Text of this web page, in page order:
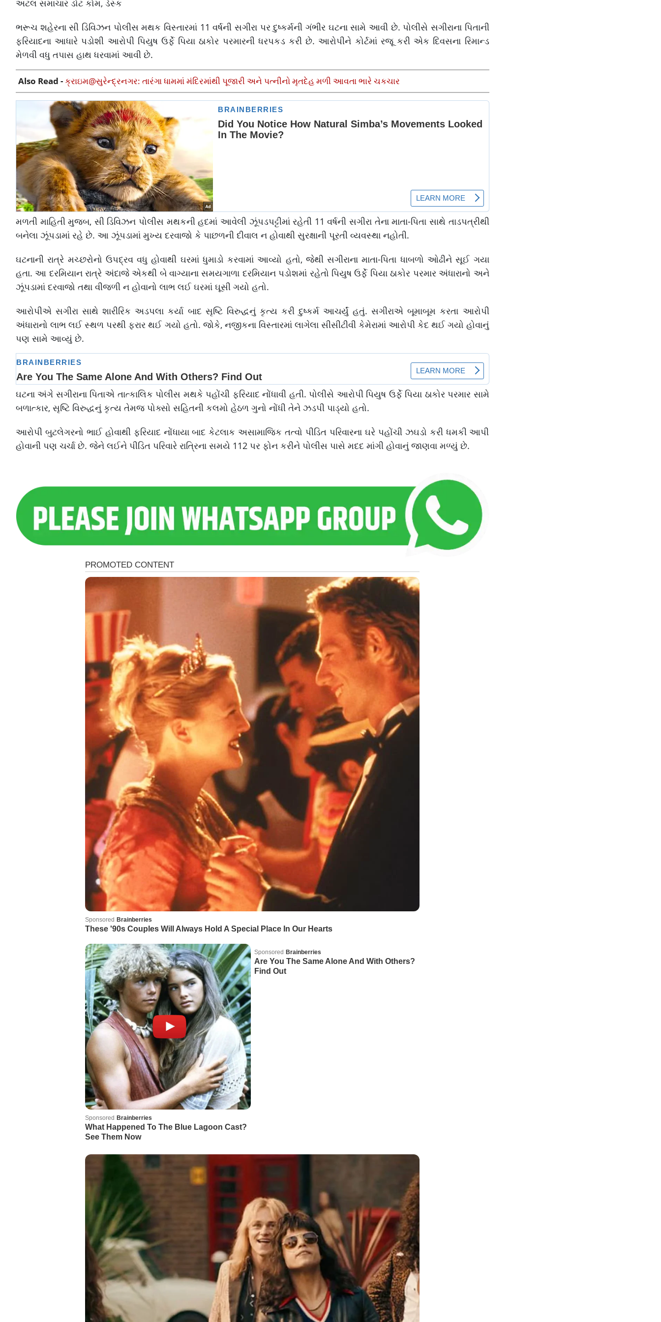
અટલ સમાચાર ડોટ કોમ, ડેસ્ક
ભરૂચ શહેરના સી ડિવિઝન પોલીસ મથક વિસ્તારમાં 11 વર્ષની સગીરા પર દુષ્કર્મની ગંભીર ઘટના સામે આવી છે. પોલીસે સગીરાના પિતાની
ફરિયાદના આધારે પડોશી આરોપી પિયુષ ઉર્ફે પિયા ઠાકોર પરમારની ધરપકડ કરી છે. આરોપીને કોર્ટમાં રજૂ કરી એક દિવસના રિમાન્ડ
મેળવી વધુ તપાસ હાથ ધરવામાં આવી છે.
Also Read -ક્રાઇમ@સુરેન્દ્રનગર: તારંગા ધામમાં મંદિરમાંથી પૂજારી અને પત્નીનો મૃતદેહ મળી આવતા ભારે ચકચાર
મળતી માહિતી મુજબ, સી ડિવિઝન પોલીસ મથકની હદમાં આવેલી ઝૂંપડપટ્ટીમાં રહેતી 11 વર્ષની સગીરા તેના માતા-પિતા સાથે તાડપત્રીથી
બનેલા ઝૂંપડામાં રહે છે. આ ઝૂંપડામાં મુખ્ય દરવાજો કે પાછળની દીવાલ ન હોવાથી સુરક્ષાની પૂરતી વ્યવસ્થા નહોતી.
ઘટનાની રાત્રે મચ્છરોનો ઉપદ્રવ વધુ હોવાથી ઘરમાં ધુમાડો કરવામાં આવ્યો હતો, જેથી સગીરાના માતા-પિતા ધાબળો ઓઢીને સૂઈ ગયા
હતા. આ દરમિયાન રાત્રે અંદાજે એકથી બે વાગ્યાના સમયગાળા દરમિયાન પડોશમાં રહેતો પિયુષ ઉર્ફે પિયા ઠાકોર પરમાર અંધારાનો અને
ઝૂંપડામાં દરવાજો તથા વીજળી ન હોવાનો લાભ લઈ ઘરમાં ઘૂસી ગયો હતો.
આરોપીએ સગીરા સાથે શારીરિક અડપલા કર્યા બાદ સૃષ્ટિ વિરુદ્ધનું કૃત્ય કરી દુષ્કર્મ આચર્યું હતું. સગીરાએ બૂમાબૂમ કરતા આરોપી
અંધારાનો લાભ લઈ સ્થળ પરથી ફરાર થઈ ગયો હતો. જોકે, નજીકના વિસ્તારમાં લાગેલા સીસીટીવી કેમેરામાં આરોપી કેદ થઈ ગયો હોવાનું
પણ સામે આવ્યું છે.
ઘટના અંગે સગીરાના પિતાએ તાત્કાલિક પોલીસ મથકે પહોંચી ફરિયાદ નોંધાવી હતી. પોલીસે આરોપી પિયુષ ઉર્ફે પિયા ઠાકોર પરમાર સામે
બળાત્કાર, સૃષ્ટિ વિરુદ્ધનું કૃત્ય તેમજ પોક્સો સહિતની કલમો હેઠળ ગુનો નોંધી તેને ઝડપી પાડ્યો હતો.
આરોપી બુટલેગરનો ભાઈ હોવાથી ફરિયાદ નોંધાયા બાદ કેટલાક અસામાજિક તત્વો પીડિત પરિવારના ઘરે પહોંચી ઝઘડો કરી ધમકી આપી
હોવાની પણ ચર્ચા છે. જેને લઈને પીડિત પરિવારે રાત્રિના સમયે 112 પર ફોન કરીને પોલીસ પાસે મદદ માંગી હોવાનું જાણવા મળ્યું છે.